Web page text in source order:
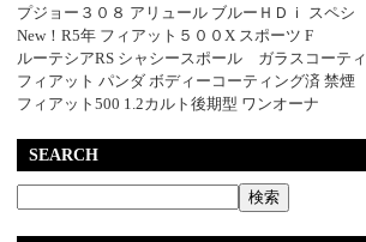
プジョー３０８ アリュール ブルーＨＤｉ スペシ
New！R5年 フィアット５００X スポーツ F
ルーテシアRS シャシースポール ガラスコーティ
フィアット パンダ ボディーコーティング済 禁煙
フィアット500 1.2カルト後期型 ワンオーナ
SEARCH